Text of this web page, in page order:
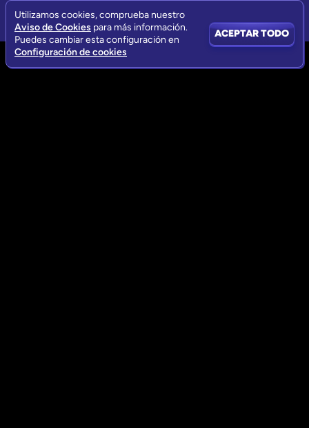
Utilizamos cookies, comprueba nuestro
Aviso de Cookies para más información.
Puedes cambiar esta configuración en
Configuración de cookies
ACEPTAR TODO